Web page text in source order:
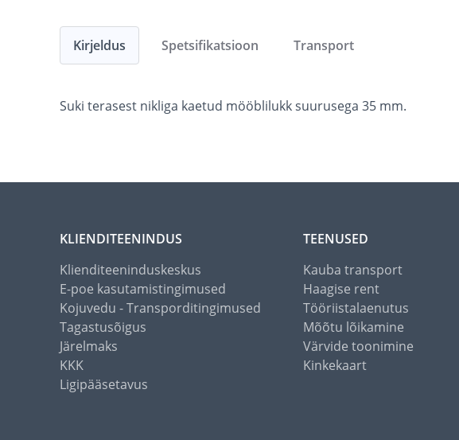
Kirjeldus
Suki terasest nikliga kaetud mööblilukk suurusega 35 mm.
Spetsifikatsioon Transport
KLIENDITEENINDUS
Klienditeeninduskeskus
E-poe kasutamistingimused
Kojuvedu - Transporditingimused
Tagastusõigus
Järelmaks
KKK
Ligipääsetavus
TEENUSED
Kauba transport
Haagise rent
Tööriistalaenutus
Mõõtu lõikamine
Värvide toonimine
Kinkekaart